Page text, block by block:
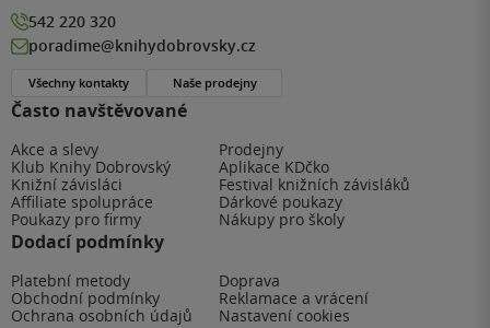
Často navštěvované
Akce a slevy
Prodejny
Klub Knihy Dobrovský
Aplikace KDčko
Knižní závisláci
Festival knižních závisláků
Affiliate spolupráce
Dárkové poukazy
Poukazy pro firmy
Nákupy pro školy
Dodací podmínky
Platební metody
Doprava
Obchodní podmínky
Reklamace a vrácení
Ochrana osobních údajů
Nastavení cookies
542 220 320
poradime@knihydobrovsky.cz
Všechny kontakty Naše prodejny